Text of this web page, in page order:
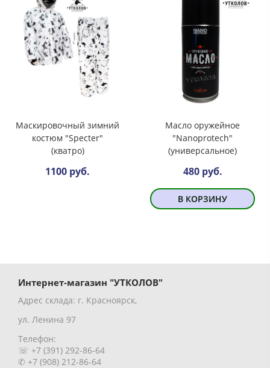
Маскировочный зимний
костюм "Specter"
(кватро)
1100 руб.
Масло оружейное
"Nanoprotech"
(универсальное)
480 руб.
В КОРЗИНУ
Интернет-магазин "УТКОЛОВ"
Адрес склада: г. Красноярск,
ул. Ленина 97
Телефон:
☏ +7 (391) 292-86-64
✆ +7 (908) 212-86-64